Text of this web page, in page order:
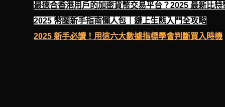
最適合香港用戶的加密貨幣交易平台？2025 最新比特
2025 幣圈新手指南懶人包｜鏈上生態入門全攻略
2025 新手必讀！用這六大數據指標學會判斷買入時機